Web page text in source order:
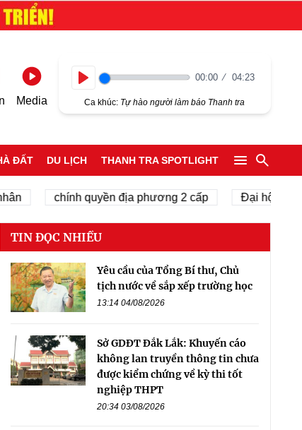
Media
00:00 04:23
Ca khúc: Tự hào người làm báo Thanh tra
ĐẤT DU LỊCH THANH TRA SPOTLIGHT
chính quyền địa phương 2 cấp Đại hội Đại biểu
TIN ĐỌC NHIỀU
Yêu cầu của Tổng Bí thư, Chủ
tịch nước về sắp xếp trường học
13:14 04/08/2026
Sở GDĐT Đắk Lắk: Khuyến cáo
không lan truyền thông tin chưa
được kiểm chứng về kỳ thi tốt
nghiệp THPT
20:34 03/08/2026